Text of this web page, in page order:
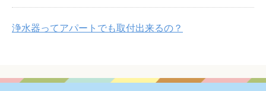
浄水器ってアパートでも取付出来るの？